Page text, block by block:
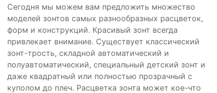
Сегодня мы можем вам предложить множество
моделей зонтов самых разнообразных расцветок,
форм и конструкций. Красивый зонт всегда
привлекает внимание. Существует классический
зонт-трость, складной автоматический и
полуавтоматический, специальный детский зонт и
даже квадратный или полностью прозрачный с
куполом до плеч. Расцветка зонта может кое-что